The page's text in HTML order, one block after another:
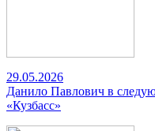
29.05.2026
Данило Павлович в
«Кузбасс»